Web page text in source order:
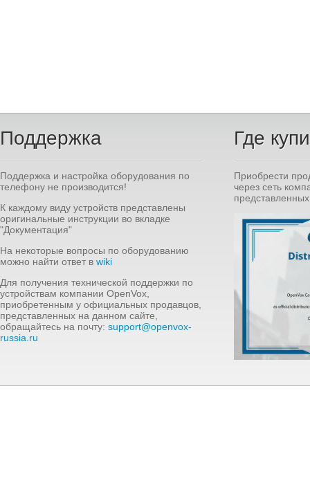
Поддержка
Поддержка и настройка оборудования по
телефону не производится!
К каждому виду устройств представлены
оригинальные инструкции во вкладке
"Документация"
На некоторые вопросы по оборудованию
можно найти ответ в wiki
Для получения технической поддержки по
устройствам компании OpenVox,
приобретенным у официальных продавцов,
представленных на данном сайте,
обращайтесь на почту: support@openvox-
russia.ru
Где
Приобрести
через сеть